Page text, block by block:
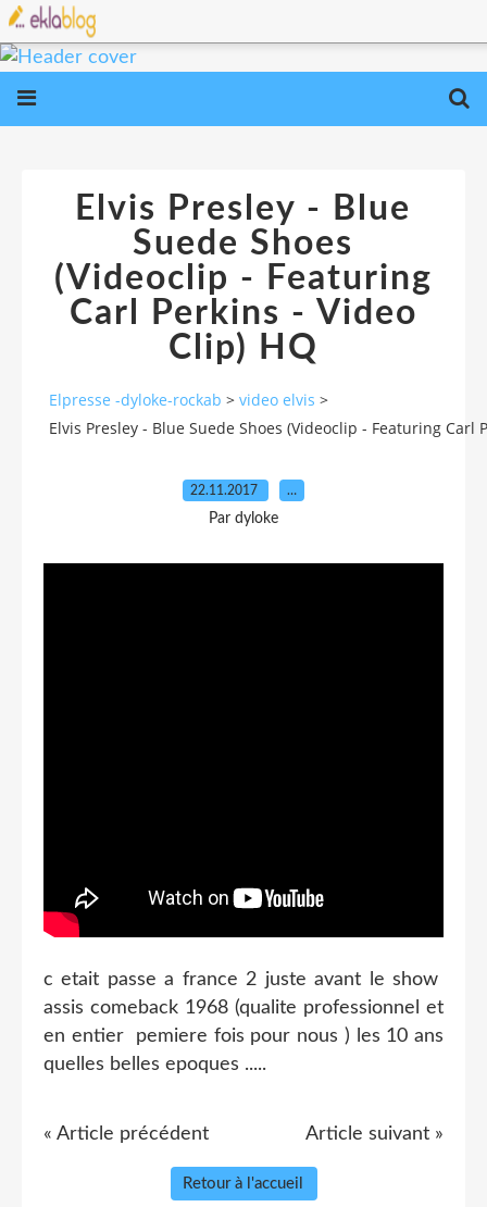
Elvis Presley - Blue
Suede Shoes
(Videoclip - Featuring
Carl Perkins - Video
Clip) HQ
Elpresse -dyloke-rockab > video elvis >
Elvis Presley - Blue Suede Shoes (Videoclip - Featuring Carl
22.11.2017 …
Par dyloke
c etait passe a france 2 juste avant le show
assis comeback 1968 (qualite professionnel et
en entier pemiere fois pour nous ) les 10 ans
quelles belles epoques .....
« Article précédent Article suivant »
Retour à l'accueil